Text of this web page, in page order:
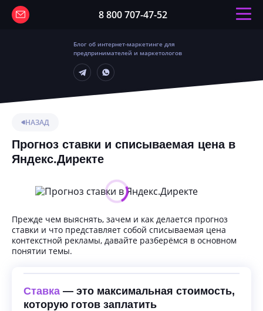
8 800 707-47-52
Блог об интернет-маркетинге для
предпринимателей и маркетологов
НАЗАД
Прогноз ставки и списываемая цена в
Яндекс.Директе
Прежде чем выяснять, зачем и как делается прогноз
ставки и что представляет собой списываемая цена
контекстной рекламы, давайте разберёмся в основном
понятии темы.
Ставка — это максимальная стоимость,
которую готов заплатить